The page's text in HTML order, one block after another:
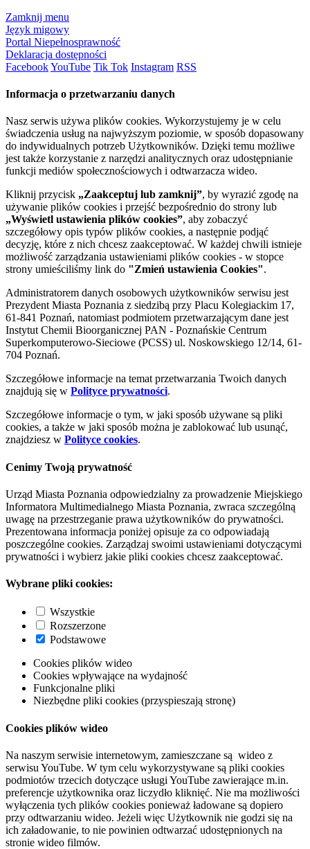
Zamknij menu
Język migowy
Portal Niepełnosprawność
Deklaracja dostępności
FacebookYouTube Tik Tok Instagram RSS
Informacja o przetwarzaniu danych
Nasz serwis używa plików cookies. Wykorzystujemy je w celu
świadczenia usług na najwyższym poziomie, w sposób dopasowany
do indywidualnych potrzeb Użytkowników. Dzięki temu możliwe
jest także korzystanie z narzędzi analitycznych oraz udostępnianie
funkcji mediów społecznościowych i odtwarzacza wideo.
Kliknij przycisk „Zaakceptuj lub zamknij”, by wyrazić zgodę na
używanie plików cookies i przejść bezpośrednio do strony lub
„Wyświetl ustawienia plików cookies”, aby zobaczyć
szczegółowy opis typów plików cookies, a następnie podjąć
decyzję, które z nich chcesz zaakceptować. W każdej chwili istnieje
możliwość zarządzania ustawieniami plików cookies - w stopce
strony umieściliśmy link do "Zmień ustawienia Cookies".
Administratorem danych osobowych użytkowników serwisu jest
Prezydent Miasta Poznania z siedzibą przy Placu Kolegiackim 17,
61-841 Poznań, natomiast podmiotem przetwarzającym dane jest
Instytut Chemii Bioorganicznej PAN - Poznańskie Centrum
Superkomputerowo-Sieciowe (PCSS) ul. Noskowskiego 12/14, 61-
704 Poznań.
Szczegółowe informacje na temat przetwarzania Twoich danych
znajdują się w Polityce prywatności.
Szczegółowe informacje o tym, w jaki sposób używane są pliki
cookies, a także w jaki sposób można je zablokować lub usunąć,
znajdziesz w Polityce cookies.
Cenimy Twoją prywatność
Urząd Miasta Poznania odpowiedzialny za prowadzenie Miejskiego
Informatora Multimedialnego Miasta Poznania, zwraca szczególną
uwagę na przestrzeganie prawa użytkowników do prywatności.
Prezentowana informacja poniżej opisuje za co odpowiadają
poszczególne cookies. Zarządzaj swoimi ustawieniami dotyczącymi
prywatności i wybierz jakie pliki cookies chcesz zaakceptować.
Wybrane pliki cookies:
Wszystkie
Rozszerzone
Podstawowe
Cookies plików wideo
Cookies wpływające na wydajność
Funkcjonalne pliki
Niezbędne pliki cookies (przyspieszają stronę)
Cookies plików wideo
Na naszym serwisie internetowym, zamieszczane są wideo z
serwisu YouTube. W tym celu wykorzystywane są pliki cookies
podmiotów trzecich dotyczące usługi YouTube zawierające m.in.
preferencje użytkownika oraz liczydło kliknięć. Nie ma możliwości
wyłączenia tych plików cookies ponieważ ładowane są dopiero
przy odtwarzaniu wideo. Jeżeli więc Użytkownik nie godzi się na
ich załadowanie, to nie powinien odtwarzać udostępnionych na
stronie wideo filmów.